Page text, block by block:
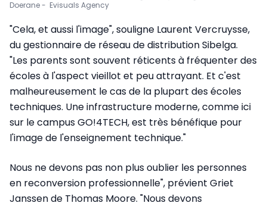
Doerane - Evisuals Agency
"Cela, et aussi l'image", souligne Laurent Vercruysse,
du gestionnaire de réseau de distribution Sibelga.
"Les parents sont souvent réticents à fréquenter des
écoles à l'aspect vieillot et peu attrayant. Et c'est
malheureusement le cas de la plupart des écoles
techniques. Une infrastructure moderne, comme ici
sur le campus GO!4TECH, est très bénéfique pour
l'image de l'enseignement technique."
Nous ne devons pas non plus oublier les personnes
en reconversion professionnelle", prévient Griet
Janssen de Thomas Moore. "Nous devons